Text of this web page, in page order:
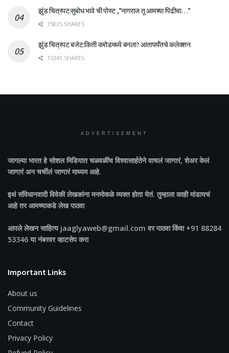
झुंड चित्रपट:सुबोध भावे ची पोस्ट ,”नागराज तू आमच्या पिढीचा…”
15835 SHARES
झुंड चित्रपट बजेट:किती करोडमध्ये बनला? आतापर्यँतचे कलेक्शन
15341 SHARES
ADVERTISEMENT
जागल्या भारतहे सोशल मिडियात चळवळींच विश्वासार्हतेने वाचलं जाणारं, शेअर केलं
जाणारं अन चर्चीलं जाणारं माध्यम आहे.
इथं संविधानवादी विवेकी लेखकांना मनमोकळे व्यक्त होता येतं. तुम्हाला काही मांडायचं
आहे तर आमच्याकडे लेख पाठवा
आपले लेखन साहित्य jaaglyaweb@gmail.com वर पाठवा किंवा +91 88284
53346 या नंबरवर व्हाटसेप करा
Important Links
About us
Community Guidelines
Contact
Privacy Policy